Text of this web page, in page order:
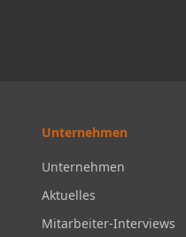
Unternehmen
Unternehmen
Aktuelles
Mitarbeiter-Interviews